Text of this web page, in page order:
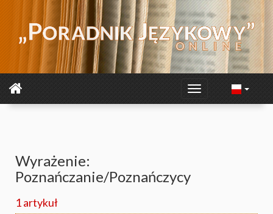
Wyrażenie:
Poznańczanie/Poznańczycy
1 artykuł